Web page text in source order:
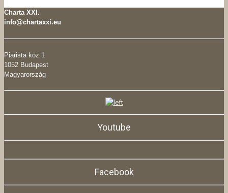
Charta XXI.
info@chartaxxi.eu
Piarista köz 1
1052 Budapest
Magyarország
Youtube
Facebook